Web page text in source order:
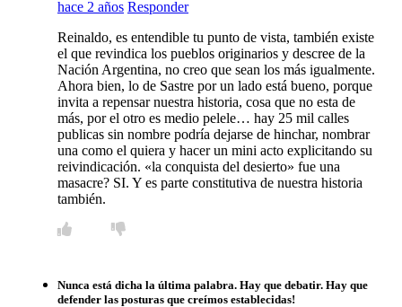
hace 2 años Responder
Reinaldo, es entendible tu punto de vista, también existe
el que revindica los pueblos originarios y descree de la
Nación Argentina, no creo que sean los más igualmente.
Ahora bien, lo de Sastre por un lado está bueno, porque
invita a repensar nuestra historia, cosa que no esta de
más, por el otro es medio pelele… hay 25 mil calles
publicas sin nombre podría dejarse de hinchar, nombrar
una como el quiera y hacer un mini acto explicitando su
reivindicación. «la conquista del desierto» fue una
masacre? SI. Y es parte constitutiva de nuestra historia
también.
Nunca está dicha la última palabra. Hay que debatir. Hay que
defender las posturas que creímos establecidas!